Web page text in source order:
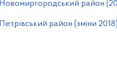
Новомиргородський район
Петрівський район (зміни